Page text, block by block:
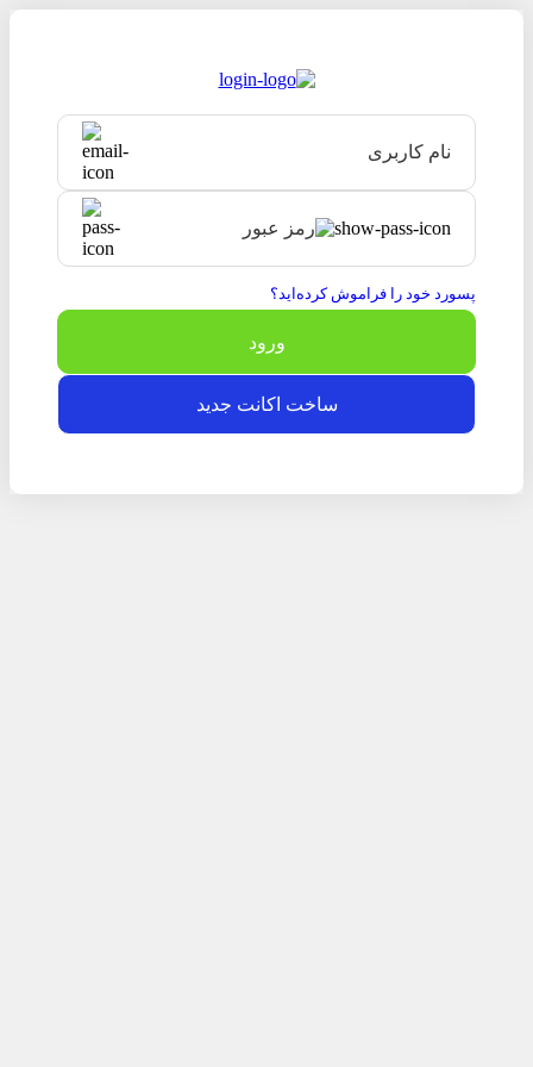
نام کاربری
رمز عبور
پسورد خود را فراموش کرده‌اید؟
ساخت اکانت جدید